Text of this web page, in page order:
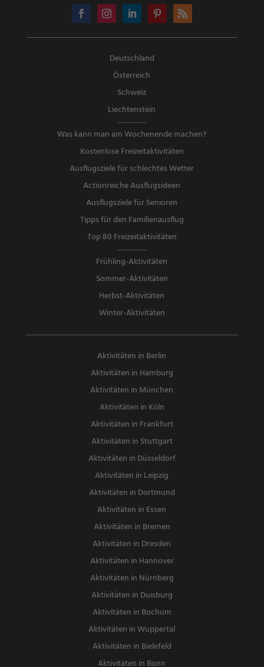
Deutschland
Österreich
Schweiz
Liechtenstein
Was kann man am Wochenende machen?
Kostenlose Freizeitaktivitäten
Ausflugsziele für schlechtes Wetter
Actionreiche Ausflugsideen
Ausflugsziele für Senioren
Tipps für den Familienausflug
Top 80 Freizeitaktivitäten
Frühling-Aktivitäten
Sommer-Aktivitäten
Herbst-Aktivitäten
Winter-Aktivitäten
Aktivitäten in Berlin
Aktivitäten in Hamburg
Aktivitäten in München
Aktivitäten in Köln
Aktivitäten in Frankfurt
Aktivitäten in Stuttgart
Aktivitäten in Düsseldorf
Aktivitäten in Leipzig
Aktivitäten in Dortmund
Aktivitäten in Essen
Aktivitäten in Bremen
Aktivitäten in Dresden
Aktivitäten in Hannover
Aktivitäten in Nürnberg
Aktivitäten in Duisburg
Aktivitäten in Bochum
Aktivitäten in Wuppertal
Aktivitäten in Bielefeld
Aktivitäten in Bonn